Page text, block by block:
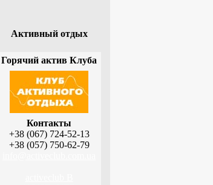
Активный отдых
Горячий актив Клуба
Контакты
+38 (067) 724-52-13
+38 (057) 750-62-79